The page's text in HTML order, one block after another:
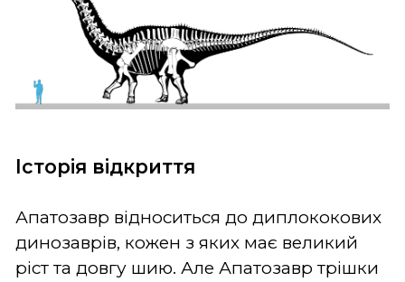
Історія відкриття
Апатозавр відноситься до диплококових
динозаврів, кожен з яких має великий
ріст та довгу шию. Але Апатозавр трішки